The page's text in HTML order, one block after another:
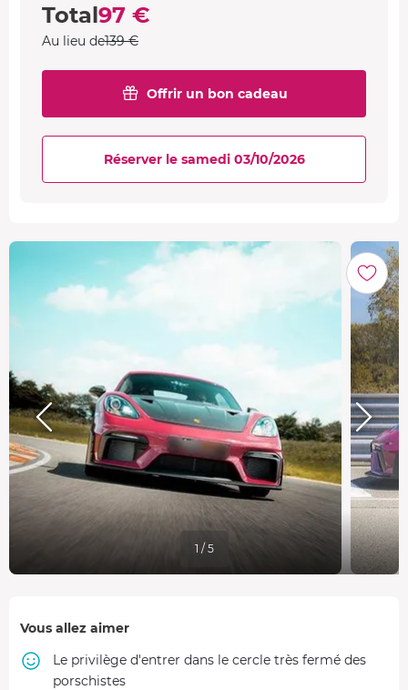
Total97 €
Au lieu de139 €
Offrir un bon cadeau
Réserver le samedi 03/10/2026
1 / 5
Vous allez aimer
Le privilège d'entrer dans le cercle très fermé des
porschistes